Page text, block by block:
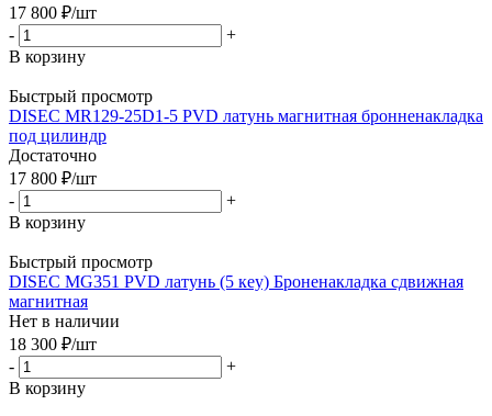
17 800 ₽/шт
-
+
В корзину
Быстрый просмотр
DISEC MR129-25D1-5 PVD латунь магнитная бронненакладка
под цилиндр
Достаточно
17 800 ₽/шт
-
+
В корзину
Быстрый просмотр
DISEC MG351 PVD латунь (5 кey) Броненакладка сдвижная
магнитная
Нет в наличии
18 300 ₽/шт
-
+
В корзину